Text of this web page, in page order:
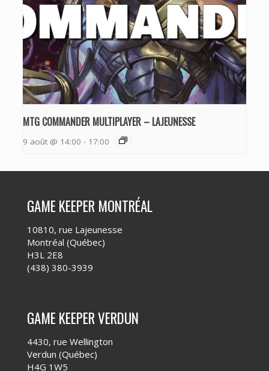
MTG COMMANDER MULTIPLAYER – LAJEUNESSE
9 août @ 14:00 - 17:00
GAME KEEPER MONTRÉAL
10810, rue Lajeunesse
Montréal (Québec)
H3L 2E8
(438) 380-3939
GAME KEEPER VERDUN
4430, rue Wellington
Verdun (Québec)
H4G 1W5